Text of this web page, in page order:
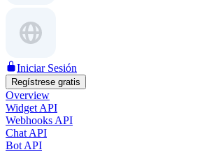
Iniciar Sesión
Regístrese gratis
Overview
Widget API
Webhooks API
Chat API
Bot API